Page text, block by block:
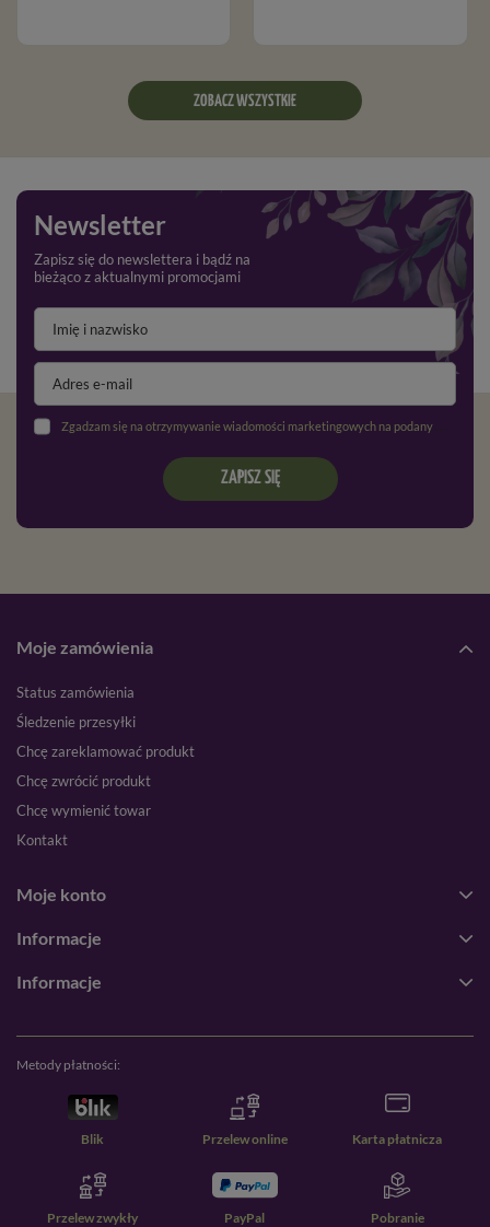
ZOBACZ WSZYSTKIE
Newsletter
Zapisz się do newslettera i bądź na
bieżąco z aktualnymi promocjami
Zgadzam się na otrzymywanie wiadomości marketingowych na podany adres e-mail oraz przetwarzanie danych osobowych zgodnie z
ZAPISZ SIĘ
Moje zamówienia
Status zamówienia
Śledzenie przesyłki
Chcę zareklamować produkt
Chcę zwrócić produkt
Chcę wymienić towar
Kontakt
Moje konto
Informacje
Informacje
Metody płatności:
Blik Przelew online Karta płatnicza
Przelew zwykły PayPal Pobranie